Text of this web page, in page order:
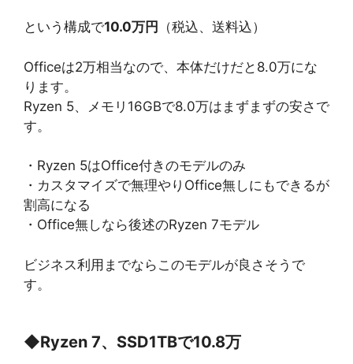
という構成で10.0万円 （税込、送料込）
Officeは2万相当なので、本体だけだと8.0万にな
ります。
Ryzen 5、メモリ16GBで8.0万はまずまずの安さで
す。
・Ryzen 5はOffice付きのモデルのみ
・カスタマイズで無理やりOffice無しにもできるが
割高になる
・Office無しなら後述のRyzen 7モデル
ビジネス利用までならこのモデルが良さそうで
す。
◆Ryzen 7、SSD1TBで10.8万